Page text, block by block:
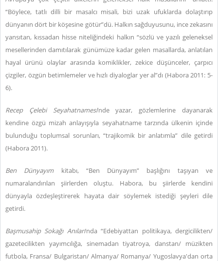
“Böylece, tatlı dilli bir masalcı misali, bizi uzak ufuklarda dolaştırıp
dünyanın dört bir köşesine götür”dü. Halkın sağduyusunu, ince zekasını
yansıtan, kıssadan hisse niteliğindeki halkın “sözlü ve yazılı geleneksel
mesellerinden damıtılarak günümüze kadar gelen masallarda, anlatılan
hayal ürünü olaylar arasında komiklikler, zekice düşünceler, çarpıcı
çizgiler, özgün betimlemeler ve hızlı diyaloglar yer al”dı (Habora 2011: 5-
6).
Recep Çelebi Seyahatnamesi’nde yazar, gözlemlerine dayanarak
kendine özgü mizah anlayışıyla seyahatname tarzında ülkenin içinde
bulunduğu toplumsal sorunları, “trajikomik bir anlatımla” dile getirdi
(Habora 2011).
Ben Dünyayımkitabı, “Ben Dünyayım” başlığını taşıyan ve
numaralandırılan şiirlerden oluştu. Habora, bu şiirlerde kendini
dünyayla özdeşleştirerek hayata dair söylemek istediği şeyleri dile
getirdi.
Başmusahip Sokağı Anıları’nda “Edebiyattan politikaya, dergicilikten/
gazetecilikten yayımcılığa, sinemadan tiyatroya, danstan/ müzikten
futbola, Fransa/ Bulgaristan/ Almanya/ Romanya/ Yugoslavya'dan orta